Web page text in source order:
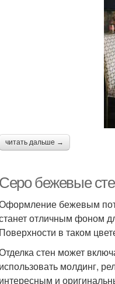
читать дальше →
Серо бежевые
бежевым
отличным фоном
Поверхности в таком
стен может
использовать молдинг,
интересным и